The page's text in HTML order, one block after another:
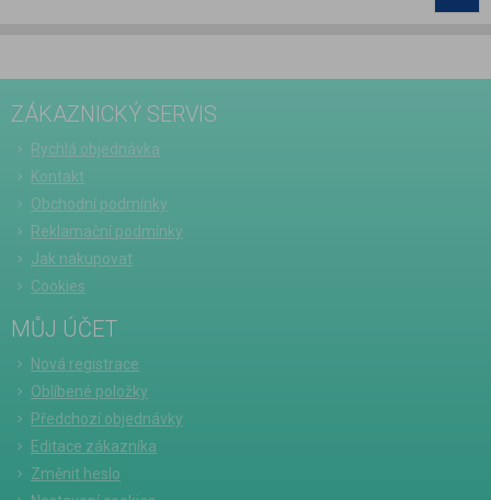
ZÁKAZNICKÝ SERVIS
Rychlá objednávka
Kontakt
Obchodní podmínky
Reklamační podmínky
Jak nakupovat
Cookies
MŮJ ÚČET
Nová registrace
Oblíbené položky
Předchozí objednávky
Editace zákazníka
Změnit heslo